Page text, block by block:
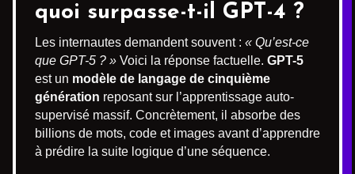
quoi surpasse-t-il GPT-4 ?
Les internautes demandent souvent : « Qu’est-ce
que GPT-5 ? » Voici la réponse factuelle. GPT-5
est un modèle de langage de cinquième
génération reposant sur l’apprentissage auto-
supervisé massif. Concrètement, il absorbe des
billions de mots, code et images avant d’apprendre
à prédire la suite logique d’une séquence.